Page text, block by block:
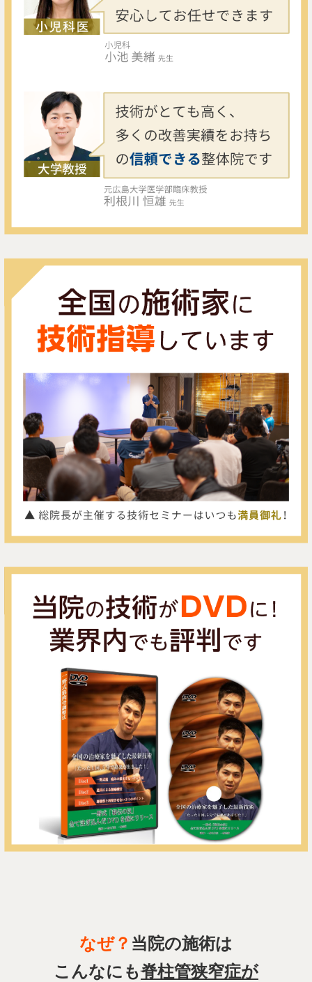
なぜ？ 当院の施術は
こんなにも脊柱管狭窄症が